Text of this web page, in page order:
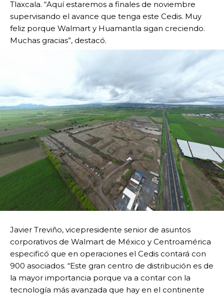
Tlaxcala. “Aquí estaremos a finales de noviembre
supervisando el avance que tenga este Cedis. Muy
feliz porque Walmart y Huamantla sigan creciendo.
Muchas gracias”, destacó.
Javier Treviño, vicepresidente senior de asuntos
corporativos de Walmart de México y Centroamérica
especificó que en operaciones el Cedis contará con
900 asociados. “Este gran centro de distribución es de
la mayor importancia porque va a contar con la
tecnología más avanzada que hay en el continente